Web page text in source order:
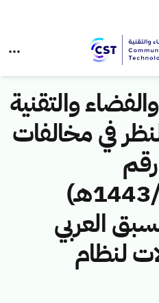
والتقنية
في مخالفات
(4374499/ق/1443هـ)
العربي
لنظام